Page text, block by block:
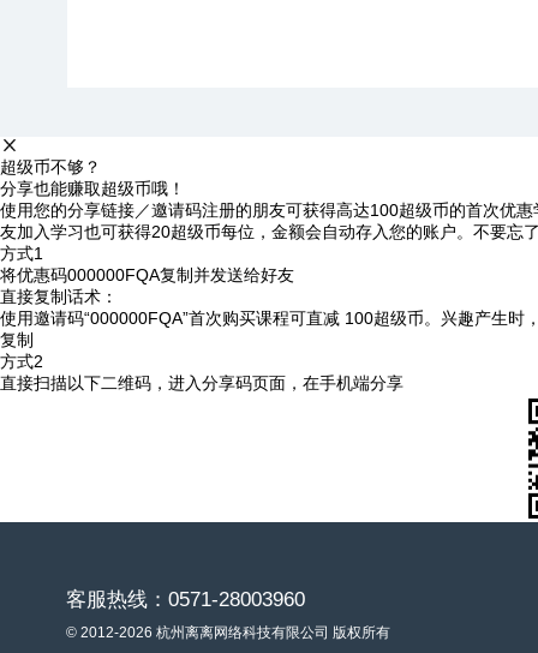
超级币不够？
分享也能赚取超级币哦！
使用您的分享链接／邀请码注册的朋友可获得高达100超级币的首次优
友加入学习也可获得20超级币每位，金额会自动存入您的账户。不要忘
方式1
将优惠码000000FQA复制并发送给好友
直接复制话术：
使用邀请码“000000FQA”首次购买课程可直减 100超级币。兴趣产生时
复制
方式2
直接扫描以下二维码，进入分享码页面，在手机端分享
客服热线：0571-28003960
© 2012-2026 杭州离离网络科技有限公司 版权所有